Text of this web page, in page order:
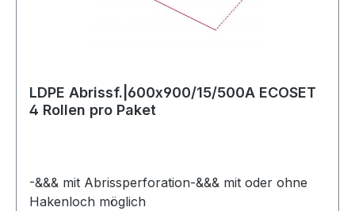
LDPE Abrissf.|600x900/15/500A ECOSET
4 Rollen pro Paket
-&&& mit Abrissperforation-&&& mit oder ohne
Hakenloch möglich